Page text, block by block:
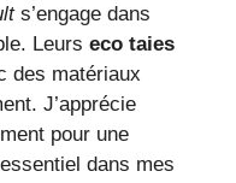
s’engage dans
Leurs eco taies
des matériaux
J’apprécie
pour une
dans mes